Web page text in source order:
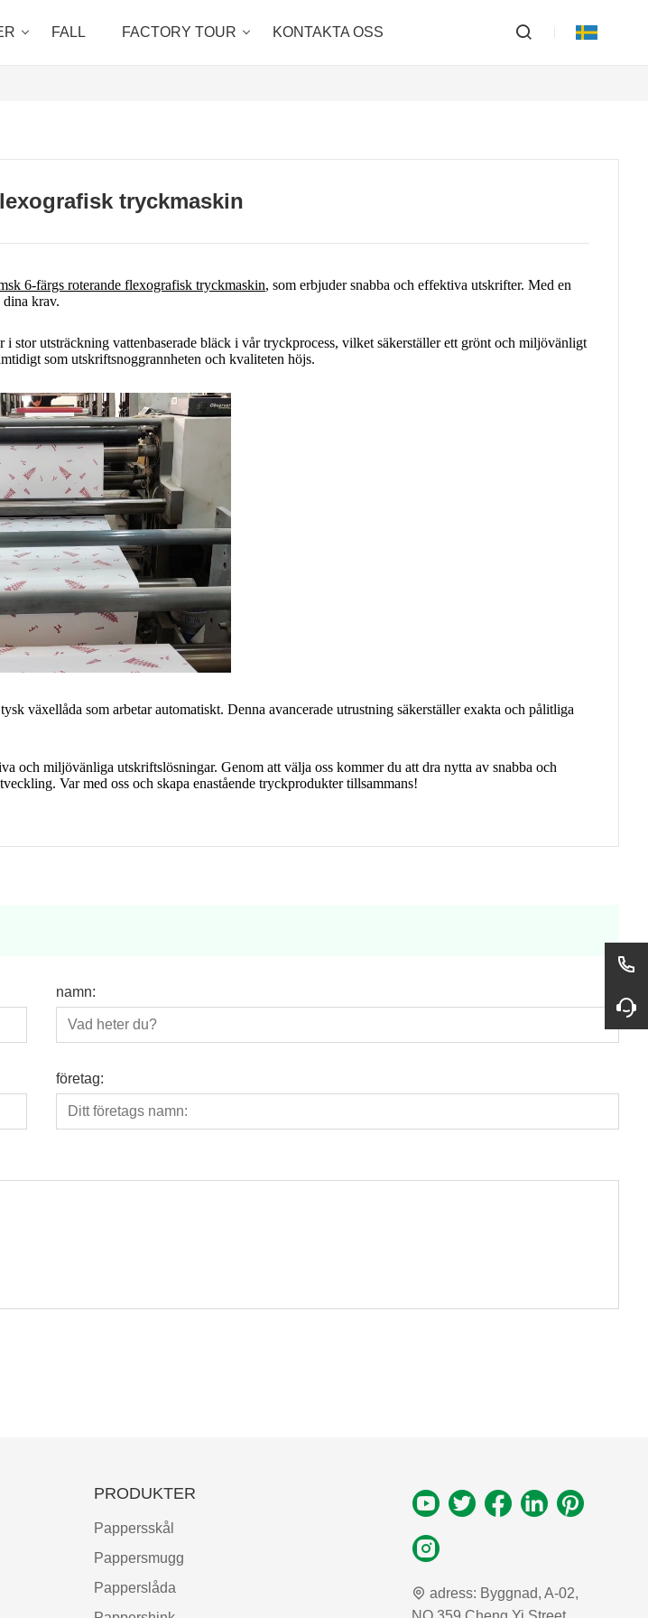
FALL FACTORY TOUR KONTAKTA OSS
tryckmaskin
6-färgs roterande flexografisk tryckmaskin, som erbjuder snabba och effektiva utskrifter. Med en
krav.
stor utsträckning vattenbaserade bläck i vår tryckprocess, vilket säkerställer ett grönt och miljövänligt
som utskriftsnoggrannheten och kvaliteten höjs.
växellåda som arbetar automatiskt. Denna avancerade utrustning säkerställer exakta och pålitliga
och miljövänliga utskriftslösningar. Genom att välja oss kommer du att dra nytta av snabba och
Var med oss ​​och skapa enastående tryckprodukter tillsammans!
namn:
företag:
PRODUKTER
Pappersskål
Pappersmugg
Papperslåda
adress: Byggnad, A-02,